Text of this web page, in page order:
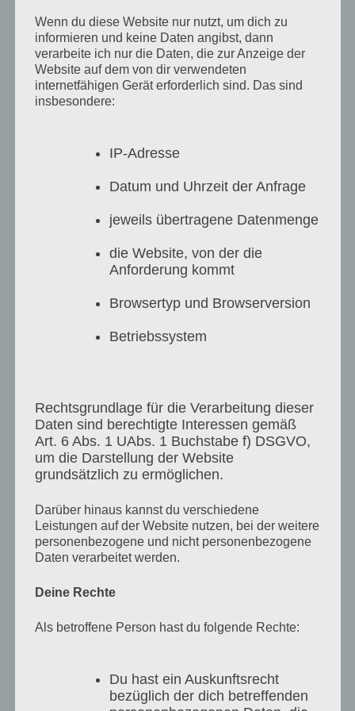
Wenn du diese Website nur nutzt, um dich zu
informieren und keine Daten angibst, dann
verarbeite ich nur die Daten, die zur Anzeige der
Website auf dem von dir verwendeten
internetfähigen Gerät erforderlich sind. Das sind
insbesondere:
IP-Adresse
Datum und Uhrzeit der Anfrage
jeweils übertragene Datenmenge
die Website, von der die
Anforderung kommt
Browsertyp und Browserversion
Betriebssystem
Rechtsgrundlage für die Verarbeitung dieser
Daten sind berechtigte Interessen gemäß
Art. 6 Abs. 1 UAbs. 1 Buchstabe f) DSGVO,
um die Darstellung der Website
grundsätzlich zu ermöglichen.
Darüber hinaus kannst du verschiedene
Leistungen auf der Website nutzen, bei der weitere
personenbezogene und nicht personenbezogene
Daten verarbeitet werden.
Deine Rechte
Als betroffene Person hast du folgende Rechte:
Du hast ein Auskunftsrecht
bezüglich der dich betreffenden